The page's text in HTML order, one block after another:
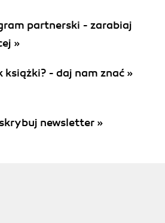
partnerski - zarabiaj
»
książki? - daj nam znać »
newsletter »